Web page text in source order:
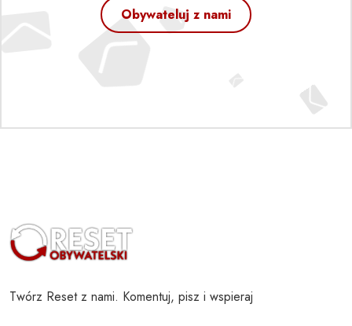
Obywateluj z nami
Twórz Reset z nami. Komentuj, pisz i wspieraj